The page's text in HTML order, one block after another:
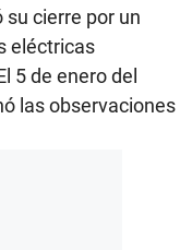
cierre por un
eléctricas
5 de enero del
las observaciones